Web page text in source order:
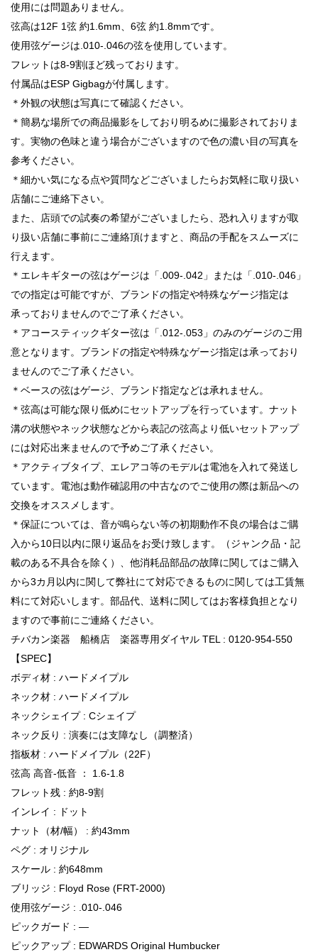
使用には問題ありません。
弦高は12F 1弦 約1.6mm、6弦 約1.8mmです。
使用弦ゲージは.010-.046の弦を使用しています。
フレットは8-9割ほど残っております。
付属品はESP Gigbagが付属します。
＊外観の状態は写真にて確認ください。
＊簡易な場所での商品撮影をしており明るめに撮影されておりま
す。実物の色味と違う場合がございますので色の濃い目の写真を
参考ください。
＊細かい気になる点や質問などございましたらお気軽に取り扱い
店舗にご連絡下さい。
また、店頭での試奏の希望がございましたら、恐れ入りますが取
り扱い店舗に事前にご連絡頂けますと、商品の手配をスムーズに
行えます。
＊エレキギターの弦はゲージは「.009-.042」または「.010-.046」
での指定は可能ですが、ブランドの指定や特殊なゲージ指定は
承っておりませんのでご了承ください。
＊アコースティックギター弦は「.012-.053」のみのゲージのご用
意となります。ブランドの指定や特殊なゲージ指定は承っており
ませんのでご了承ください。
＊ベースの弦はゲージ、ブランド指定などは承れません。
＊弦高は可能な限り低めにセットアップを行っています。ナット
溝の状態やネック状態などから表記の弦高より低いセットアップ
には対応出来ませんので予めご了承ください。
＊アクティブタイプ、エレアコ等のモデルは電池を入れて発送し
ています。電池は動作確認用の中古なのでご使用の際は新品への
交換をオススメします。
＊保証については、音が鳴らない等の初期動作不良の場合はご購
入から10日以内に限り返品をお受け致します。（ジャンク品・記
載のある不具合を除く）、他消耗品部品の故障に関してはご購入
から3カ月以内に関して弊社にて対応できるものに関しては工賃無
料にて対応いします。部品代、送料に関してはお客様負担となり
ますので事前にご連絡ください。
チバカン楽器 船橋店 楽器専用ダイヤル TEL : 0120-954-550
【SPEC】
ボディ材 : ハードメイプル
ネック材 : ハードメイプル
ネックシェイプ : Cシェイプ
ネック反り : 演奏には支障なし（調整済）
指板材 : ハードメイプル（22F）
弦高 高音-低音 ： 1.6-1.8
フレット残 : 約8-9割
インレイ : ドット
ナット（材/幅） : 約43mm
ペグ : オリジナル
スケール : 約648mm
ブリッジ : Floyd Rose (FRT-2000)
使用弦ゲージ : .010-.046
ピックガード : —
ピックアップ : EDWARDS Original Humbucker